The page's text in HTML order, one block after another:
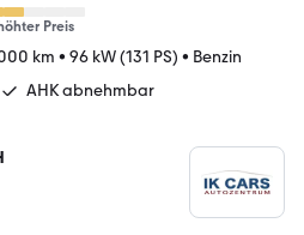
Preis
km • 96 kW (131 PS) • Benzin
AHK abnehmbar